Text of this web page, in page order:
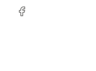
Facebook